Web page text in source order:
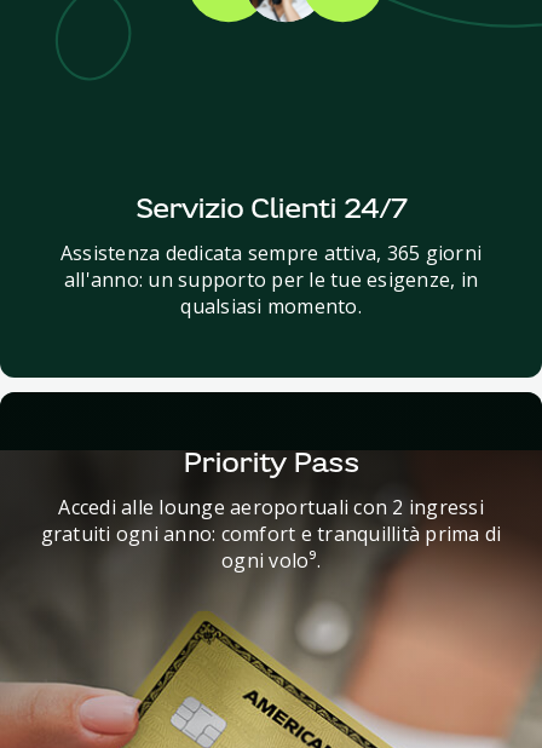
Servizio Clienti 24/7
Assistenza dedicata sempre attiva, 365 giorni
all'anno: un supporto per le tue esigenze, in
qualsiasi momento.
Priority Pass
Accedi alle lounge aeroportuali con 2 ingressi
gratuiti ogni anno: comfort e tranquillità prima di
ogni volo⁹.